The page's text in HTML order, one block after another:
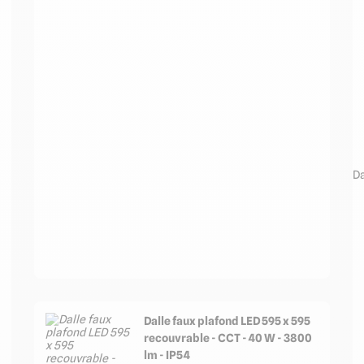
Dalle faux plafond LED 595 x 595
recouvrable - CCT - 40 W - 3800
lm - IP54